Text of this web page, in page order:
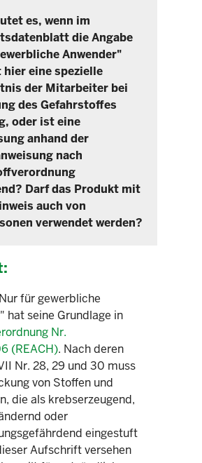
es, wenn im
die Angabe
Anwender"
eine spezielle
der Mitarbeiter bei
des Gefahrstoffes
oder ist eine
anhand der
nach
Darf das Produkt mit
auch von
verwendet werden?
für gewerbliche
hat seine Grundlage in
Nr.
(REACH). Nach deren
Nr. 28, 29 und 30 muss
von Stoffen und
die als krebserzeugend,
oder
eingestuft
Aufschrift versehen